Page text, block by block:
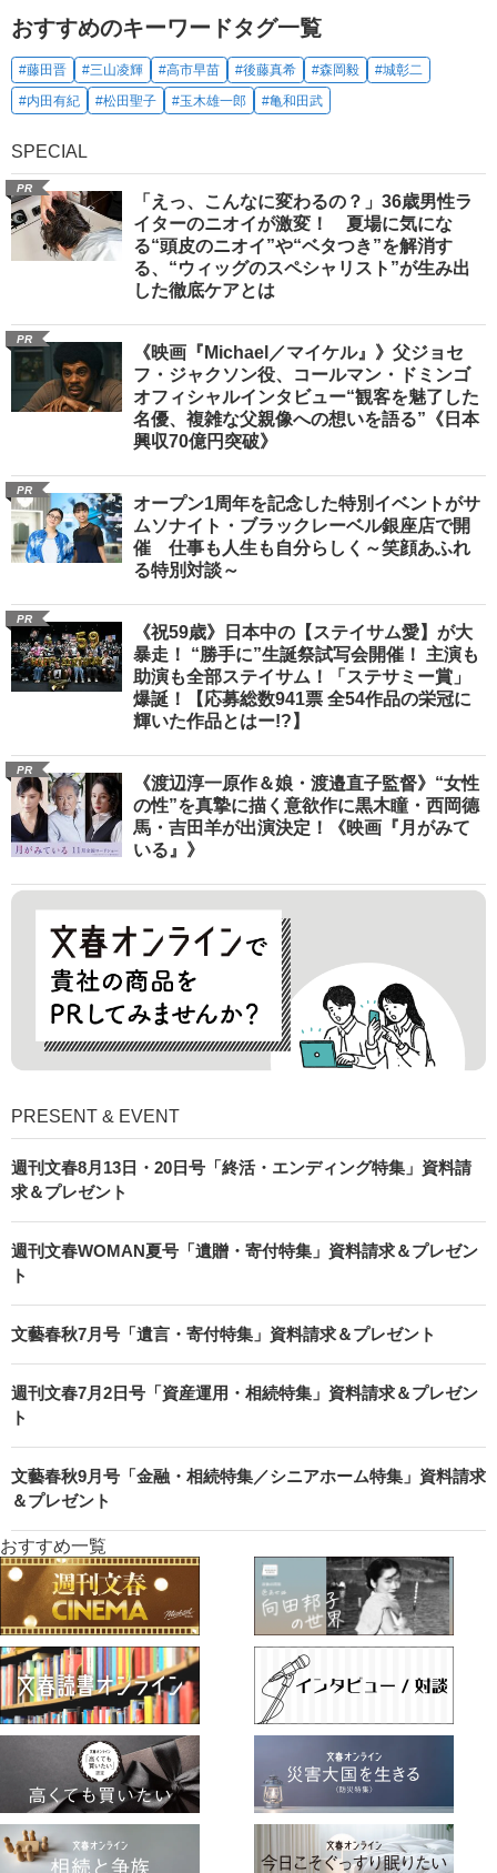
おすすめのキーワードタグ一覧
#藤田晋 #三山凌輝 #高市早苗 #後藤真希 #森岡毅
#城彰二
#内田有紀
#松田聖子 #玉木雄一郎 #亀和田武
SPECIAL
PR
「えっ、こんなに変わるの？」36歳男性ラ
イターのニオイが激変！ 夏場に気にな
る“頭皮のニオイ”や“ベタつき”を解消す
る、“ウィッグのスペシャリスト”が生み出
した徹底ケアとは
PR
《映画『Michael／マイケル』》父ジョセ
フ・ジャクソン役、コールマン・ドミンゴ
オフィシャルインタビュー“観客を魅了した
名優、複雑な父親像への想いを語る”《日本
興収70億円突破》
PR
オープン1周年を記念した特別イベントがサ
ムソナイト・ブラックレーベル銀座店で開
催 仕事も人生も自分らしく～笑顔あふれ
る特別対談～
PR
《祝59歳》日本中の【ステイサム愛】が大
暴走！ “勝手に”生誕祭試写会開催！ 主演も
助演も全部ステイサム！「ステサミー賞」
爆誕！【応募総数941票 全54作品の栄冠に
輝いた作品とはー!?】
PR
《渡辺淳一原作＆娘・渡邉直子監督》“女性
の性”を真摯に描く意欲作に黒木瞳・西岡德
馬・吉田羊が出演決定！《映画『月がみて
いる』》
PRESENT & EVENT
週刊文春8月13日・20日号「終活・エンディング特集」資料請
求＆プレゼント
週刊文春WOMAN夏号「遺贈・寄付特集」資料請求＆プレゼン
ト
文藝春秋7月号「遺言・寄付特集」資料請求＆プレゼント
週刊文春7月2日号「資産運用・相続特集」資料請求＆プレゼン
ト
文藝春秋9月号「金融・相続特集／シニアホーム特集」資料請求
＆プレゼント
おすすめ一覧